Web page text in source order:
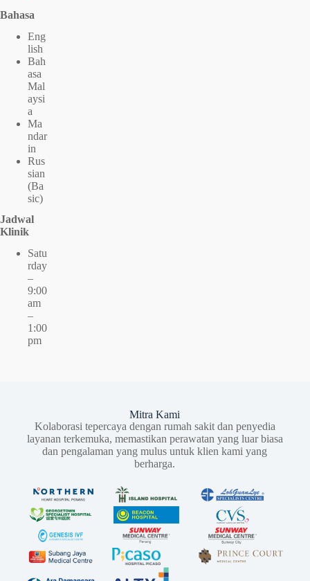
Bahasa
Eng
lish
Bah
asa
Mal
aysi
a
Ma
ndar
in
Rus
sian
(Ba
sic)
Jadwal
Klinik
Satu
rday
–
9:00
am
–
1:00
pm
Mitra Kami
Kolaborasi tepercaya dengan rumah sakit dan penyedia
layanan terkemuka, memastikan perawatan yang luar biasa
dan pengalaman yang mulus untuk klien kami yang
berharga.